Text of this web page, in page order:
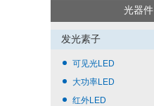
光器件
发光素子
可见光LED
大功率LED
红外LED